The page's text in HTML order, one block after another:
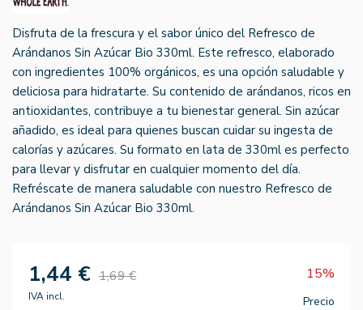
Disfruta de la frescura y el sabor único del Refresco de
Arándanos Sin Azúcar Bio 330ml. Este refresco, elaborado
con ingredientes 100% orgánicos, es una opción saludable y
deliciosa para hidratarte. Su contenido de arándanos, ricos en
antioxidantes, contribuye a tu bienestar general. Sin azúcar
añadido, es ideal para quienes buscan cuidar su ingesta de
calorías y azúcares. Su formato en lata de 330ml es perfecto
para llevar y disfrutar en cualquier momento del día.
Refréscate de manera saludable con nuestro Refresco de
Arándanos Sin Azúcar Bio 330ml.
1,44 € 1,69 € 15%
IVA incl. Precio